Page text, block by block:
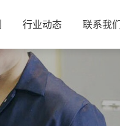
行业动态 联系我们